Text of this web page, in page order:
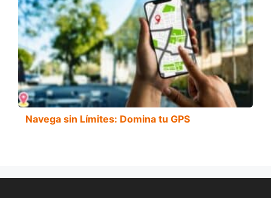
Navega sin Límites: Domina tu GPS